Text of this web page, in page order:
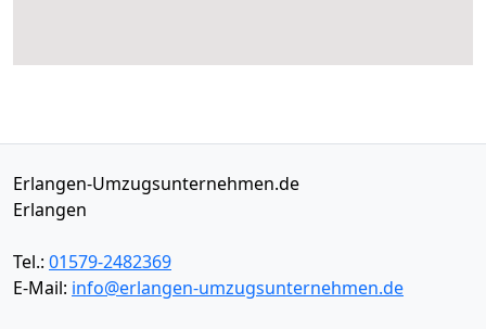
Erlangen-Umzugsunternehmen.de
Erlangen
Tel.: 01579-2482369
E-Mail: info@erlangen-umzugsunternehmen.de